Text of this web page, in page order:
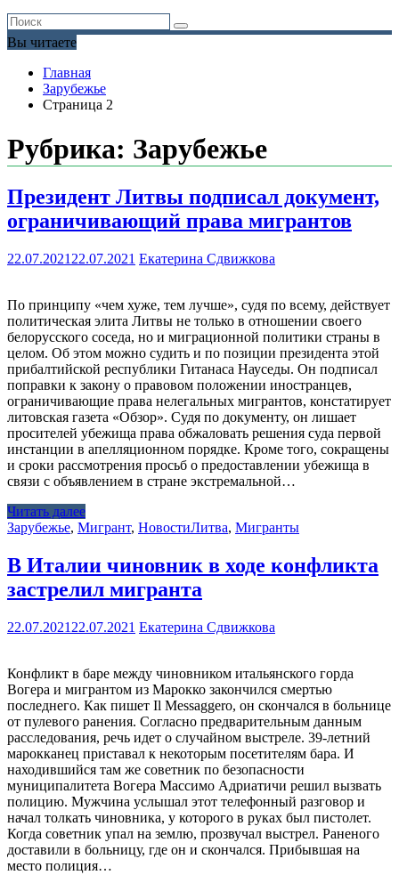
Вы читаете
Главная
Зарубежье
Страница 2
Рубрика: Зарубежье
Президент Литвы подписал документ,
ограничивающий права мигрантов
22.07.2021 22.07.2021 Екатерина Сдвижкова
По принципу «чем хуже, тем лучше», судя по всему, действует
политическая элита Литвы не только в отношении своего
белорусского соседа, но и миграционной политики страны в
целом. Об этом можно судить и по позиции президента этой
прибалтийской республики Гитанаса Науседы. Он подписал
поправки к закону о правовом положении иностранцев,
ограничивающие права нелегальных мигрантов, констатирует
литовская газета «Обзор». Судя по документу, он лишает
просителей убежища права обжаловать решения суда первой
инстанции в апелляционном порядке. Кроме того, сокращены
и сроки рассмотрения просьб о предоставлении убежища в
связи с объявлением в стране экстремальной…
Читать далее
Зарубежье, Мигрант, НовостиЛитва, Мигранты
В Италии чиновник в ходе конфликта
застрелил мигранта
22.07.2021 22.07.2021 Екатерина Сдвижкова
Конфликт в баре между чиновником итальянского горда
Вогера и мигрантом из Марокко закончился смертью
последнего. Как пишет Il Messaggero, он скончался в больнице
от пулевого ранения. Согласно предварительным данным
расследования, речь идет о случайном выстреле. 39-летний
марокканец приставал к некоторым посетителям бара. И
находившийся там же советник по безопасности
муниципалитета Вогера Массимо Адриатичи решил вызвать
полицию. Мужчина услышал этот телефонный разговор и
начал толкать чиновника, у которого в руках был пистолет.
Когда советник упал на землю, прозвучал выстрел. Раненого
доставили в больницу, где он и скончался. Прибывшая на
место полиция…